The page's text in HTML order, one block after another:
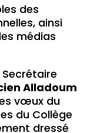
des
ainsi
médias
Alladoum
vœux du
du Collège
dressé